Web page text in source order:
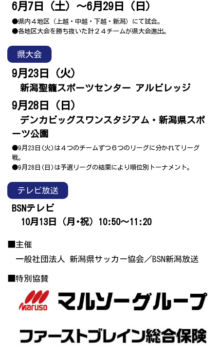
ショッピング
会社概要・ビジョン
6月7日（土）～6月29日（日）
●県内４地区（上越・中越・下越・新潟）にて試合。
●各地区大会を勝ち抜いた計２４チームが県大会進出。
県大会
9月23日（火）
新潟聖籠スポーツセンター アルビレッジ
9月28日（日）
デンカビッグスワンスタジアム・新潟県スポ
ーツ公園
●9月23日(火)は４つのチームずつ６つのリーグに分かれてリーグ
戦。
●9月28日(日)は予選リーグの結果により順位別トーナメント。
テレビ放送
BSNテレビ
10月13日（月･祝）10:50～11:20
■主催
一般社団法人 新潟県サッカー協会／BSN新潟放送
■特別協賛